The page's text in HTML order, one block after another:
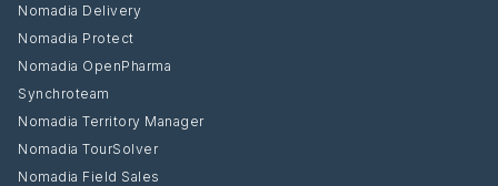
Nomadia Delivery
Nomadia Protect
Nomadia OpenPharma
Synchroteam
Nomadia Territory Manager
Nomadia TourSolver
Nomadia Field Sales